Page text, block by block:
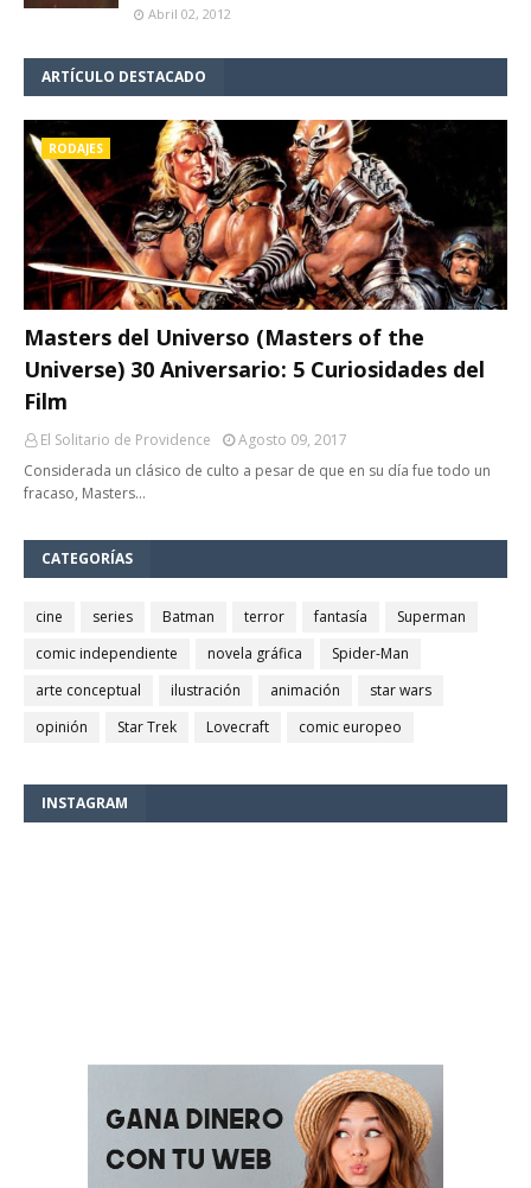
Abril 02, 2012
ARTÍCULO DESTACADO
RODAJES
Masters del Universo (Masters of the
Universe) 30 Aniversario: 5 Curiosidades del
Film
El Solitario de Providence
Agosto 09, 2017
Considerada un clásico de culto a pesar de que en su día fue todo un
fracaso, Masters…
CATEGORÍAS
cine series Batman terror fantasía
Superman
comic independiente
novela gráfica
Spider-Man
arte conceptual
ilustración animación
star wars
opinión
Star Trek Lovecraft comic europeo
INSTAGRAM